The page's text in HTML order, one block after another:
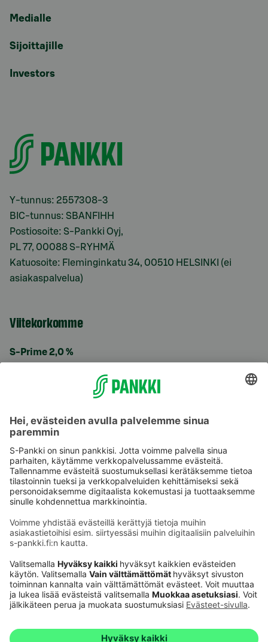
Medialle
Sijoittajille
Investors
Y-tunnus: 2557308-3
BIC-tunnus: SBANFIHH
Postiosoite: S-Pankki Oyj,
PL 77, 00088 S-RYHMÄ
Katuosoite: Fleminginkatu 34, 00510 HELSINKI (ei
asiakaspalvelua)
Viitekorkomme
S-Prime 2,0 %
Käyttöehdot
Saavutettavuusseloste
Evästeet
Verkkopalvelujen käytön edellytykset